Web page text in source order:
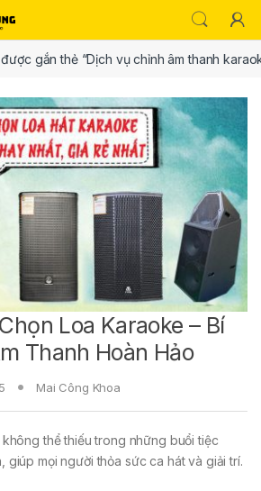
gắn thẻ “Dịch vụ chỉnh âm thanh
Loa Karaoke – Bí
Thanh Hoàn Hảo
Mai Công Khoa
thể thiếu trong những buổi tiệc
giúp mọi người thỏa sức ca hát và giải trí.